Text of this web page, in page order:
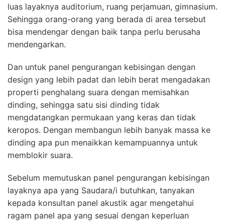
luas layaknya auditorium, ruang perjamuan, gimnasium.
Sehingga orang-orang yang berada di area tersebut
bisa mendengar dengan baik tanpa perlu berusaha
mendengarkan.
Dan untuk panel pengurangan kebisingan dengan
design yang lebih padat dan lebih berat mengadakan
properti penghalang suara dengan memisahkan
dinding, sehingga satu sisi dinding tidak
mengdatangkan permukaan yang keras dan tidak
keropos. Dengan membangun lebih banyak massa ke
dinding apa pun menaikkan kemampuannya untuk
memblokir suara.
Sebelum memutuskan panel pengurangan kebisingan
layaknya apa yang Saudara/i butuhkan, tanyakan
kepada konsultan panel akustik agar mengetahui
ragam panel apa yang sesuai dengan keperluan